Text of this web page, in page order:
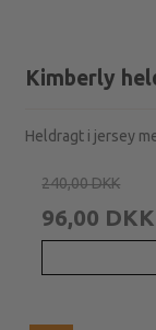
Kimberly
Heldragt i jersey
240,00 DKK
96,00 DKK